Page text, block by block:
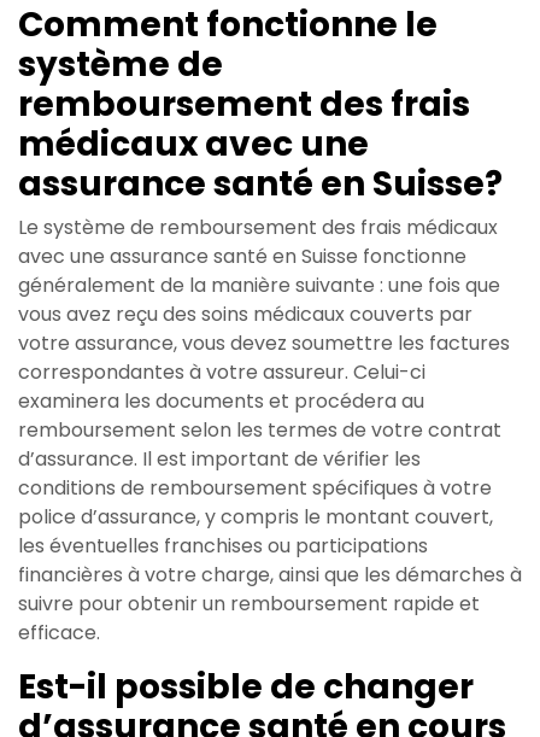
Comment fonctionne le
système de
remboursement des frais
médicaux avec une
assurance santé en Suisse?
Le système de remboursement des frais médicaux
avec une assurance santé en Suisse fonctionne
généralement de la manière suivante : une fois que
vous avez reçu des soins médicaux couverts par
votre assurance, vous devez soumettre les factures
correspondantes à votre assureur. Celui-ci
examinera les documents et procédera au
remboursement selon les termes de votre contrat
d’assurance. Il est important de vérifier les
conditions de remboursement spécifiques à votre
police d’assurance, y compris le montant couvert,
les éventuelles franchises ou participations
financières à votre charge, ainsi que les démarches à
suivre pour obtenir un remboursement rapide et
efficace.
Est-il possible de changer
d’assurance santé en cours